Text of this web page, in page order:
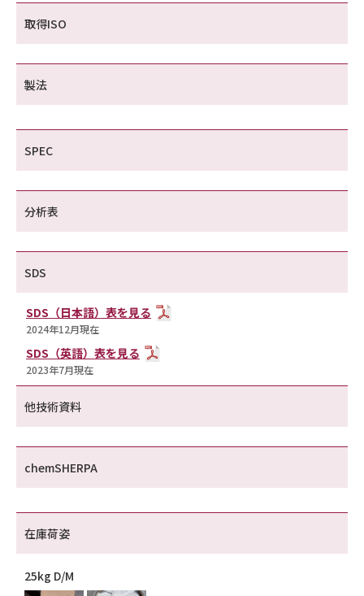
取得ISO
製法
SPEC
分析表
SDS
SDS（日本語）表を見る
2024年12月現在
SDS（英語）表を見る
2023年7月現在
他技術資料
chemSHERPA
在庫荷姿
25kg D/M